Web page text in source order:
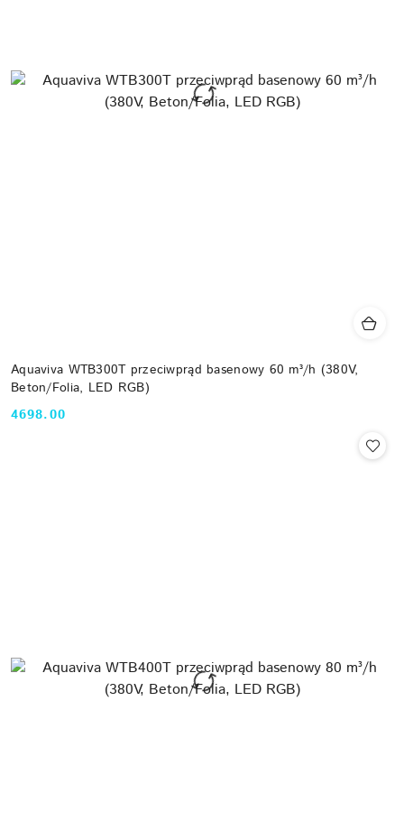
Aquaviva WTB300T przeciwprąd basenowy 60 m³/h (380V,
Beton/Folia, LED RGB)
Cena:
4698.00